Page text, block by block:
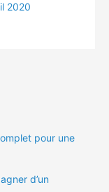
2020
pour une
d’un